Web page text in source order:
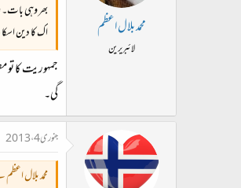
محمد بلال اعظم
لائبریرین
بھر وہی
اک کا دین
جمہوریت کا
گی۔
جنوری 4، 2013
محمد بلال